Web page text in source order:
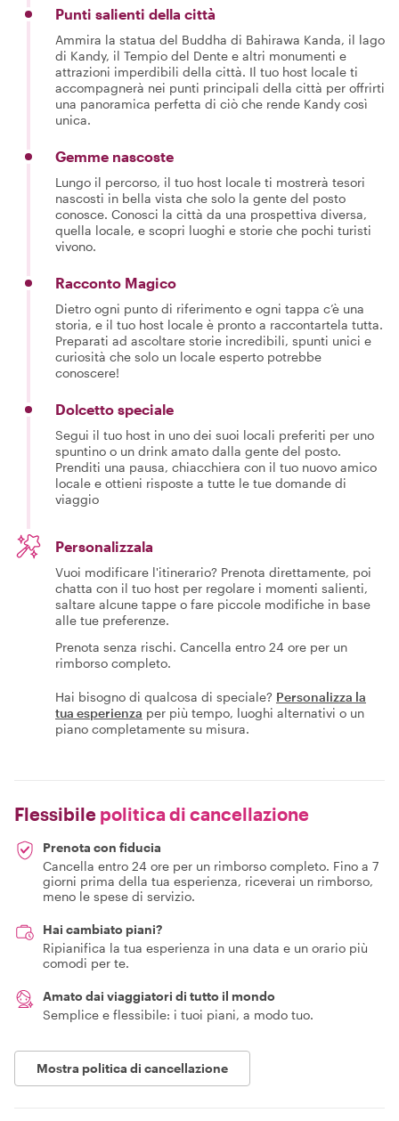
Punti salienti della città
Ammira la statua del Buddha di Bahirawa Kanda, il lago
di Kandy, il Tempio del Dente e altri monumenti e
attrazioni imperdibili della città. Il tuo host locale ti
accompagnerà nei punti principali della città per offrirti
una panoramica perfetta di ciò che rende Kandy così
unica.
Gemme nascoste
Lungo il percorso, il tuo host locale ti mostrerà tesori
nascosti in bella vista che solo la gente del posto
conosce. Conosci la città da una prospettiva diversa,
quella locale, e scopri luoghi e storie che pochi turisti
vivono.
Racconto Magico
Dietro ogni punto di riferimento e ogni tappa c’è una
storia, e il tuo host locale è pronto a raccontartela tutta.
Preparati ad ascoltare storie incredibili, spunti unici e
curiosità che solo un locale esperto potrebbe
conoscere!
Dolcetto speciale
Segui il tuo host in uno dei suoi locali preferiti per uno
spuntino o un drink amato dalla gente del posto.
Prenditi una pausa, chiacchiera con il tuo nuovo amico
locale e ottieni risposte a tutte le tue domande di
viaggio
Personalizzala
Vuoi modificare l'itinerario? Prenota direttamente, poi
chatta con il tuo host per regolare i momenti salienti,
saltare alcune tappe o fare piccole modifiche in base
alle tue preferenze.
Prenota senza rischi. Cancella entro 24 ore per un
rimborso completo.
Hai bisogno di qualcosa di speciale? Personalizza la
tua esperienza per più tempo, luoghi alternativi o un
piano completamente su misura.
Flessibile politica di cancellazione
Prenota con fiducia
Cancella entro 24 ore per un rimborso completo. Fino a 7
giorni prima della tua esperienza, riceverai un rimborso,
meno le spese di servizio.
Hai cambiato piani?
Ripianifica la tua esperienza in una data e un orario più
comodi per te.
Amato dai viaggiatori di tutto il mondo
Semplice e flessibile: i tuoi piani, a modo tuo.
Mostra politica di cancellazione